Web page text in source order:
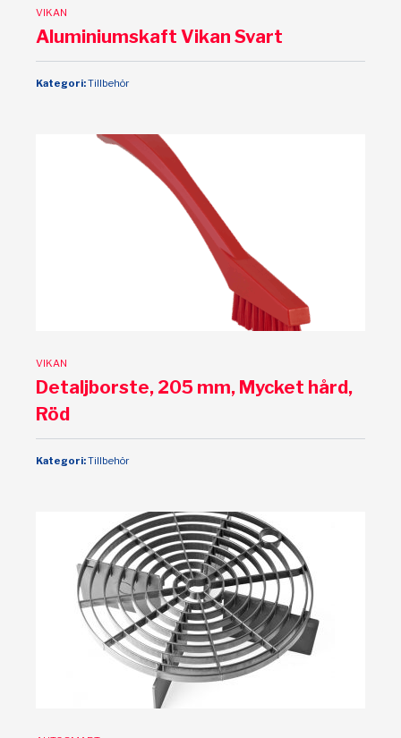
VIKAN
Aluminiumskaft Vikan Svart
Kategori:Tillbehör
VIKAN
Detaljborste, 205 mm, Mycket hård,
Röd
Kategori:Tillbehör